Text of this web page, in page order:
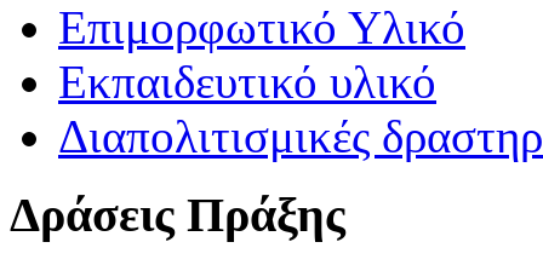
Επιμορφωτικό Υλικό
Εκπαιδευτικό υλικό
Διαπολιτισμικές
Δράσεις Πράξης